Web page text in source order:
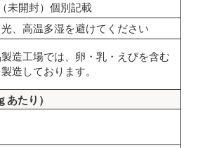
未開封）個別記載
、高温多湿を避けてください
造工場では、卵・乳・えびを含む
造しております。
あたり）